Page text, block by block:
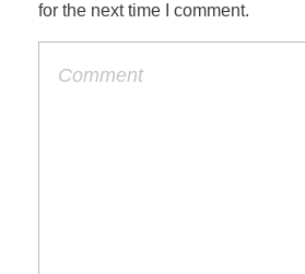
for the next time I comment.